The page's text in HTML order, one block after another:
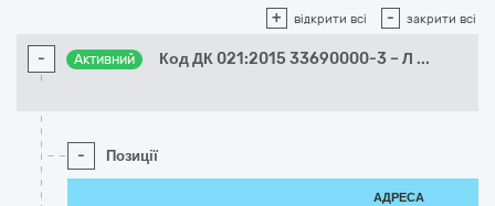
+ відкрити всі - закрити всі
- Активний Код ДК 021:2015 33690000-3 – Л ...
- Позиції
АДРЕСА